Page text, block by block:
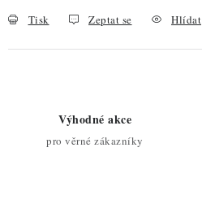
Tisk Zeptat se Hlídat
Výhodné akce
pro věrné zákazníky